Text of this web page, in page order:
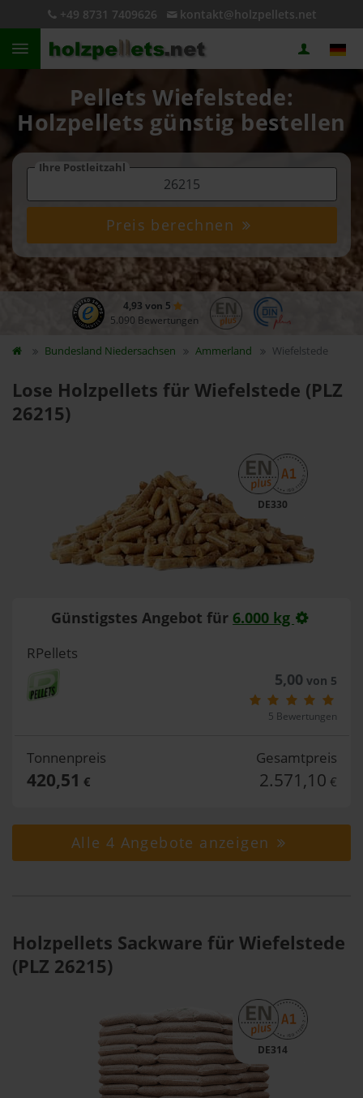
+49 8731 7409626 kontakt@holzpellets.net
Pellets Wiefelstede:
Holzpellets günstig bestellen
Ihre Postleitzahl
Preis berechnen
4,93 von 5
5.090 Bewertungen
Bundesland Niedersachsen Ammerland Wiefelstede
Lose Holzpellets für Wiefelstede (PLZ
26215)
DE330
Günstigstes Angebot für 6.000 kg
RPellets
5,00 von 5
5 Bewertungen
Tonnenpreis
420,51 €
Gesamtpreis
2.571,10 €
Alle 4 Angebote anzeigen
Holzpellets Sackware für Wiefelstede
(PLZ 26215)
DE314